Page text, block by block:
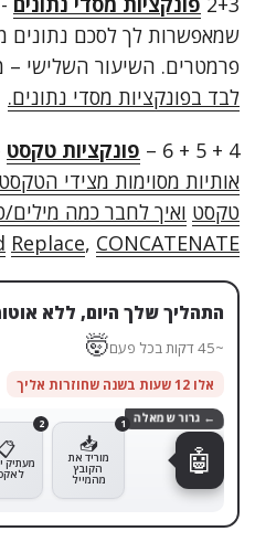
שמאפשרות לך לסכם נתונים
פרמטרים. השיעור השלישי –
לבד בפונקציות מסדי נתונים.
4 + 5 + 6 –
פונקציות טקסט
אותיות מסוימות מצידי הטקסט
טקסט ואיך לחבר כמה
Replace, CONCATENATE
התהליך שלך היום, ללא
~45 דקות בכל פעם 🤯
אלו 12 שעות בשנה שחוזרות אליך
2
מעתיק
1
📥
מוריד את
הקובץ
מהמייל
← גרור שמאלה
🤖